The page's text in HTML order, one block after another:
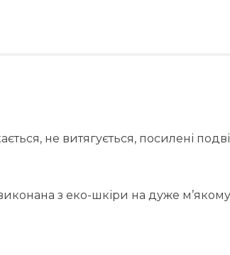
не витягується, посилені
з еко-шкіри на дуже